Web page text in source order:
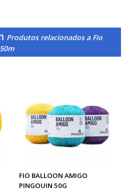
Produtos relacionados a Fio
FIO BALLOON AMIGO
PINGOUIN 50G